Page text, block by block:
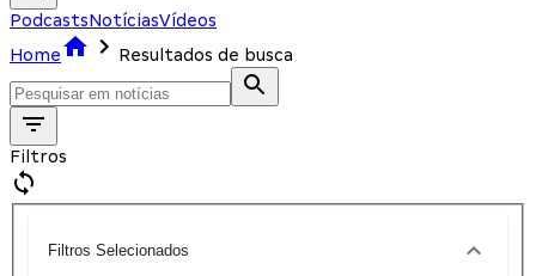
PodcastsNotíciasVídeos
Home
Resultados de busca
Filtros
Filtros Selecionados